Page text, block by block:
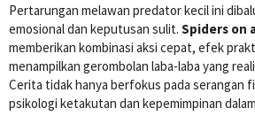
Pertarungan melawan predator kecil ini
emosional dan keputusan sulit. Spiders on
memberikan kombinasi aksi cepat, efek
menampilkan gerombolan laba-laba yang
Cerita tidak hanya berfokus pada serangan
psikologi ketakutan dan kepemimpinan